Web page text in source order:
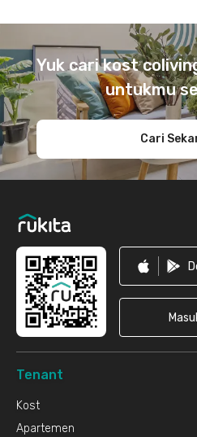
Yuk cari kost
untukmu
Cari
Tenant
Kost
Apartemen